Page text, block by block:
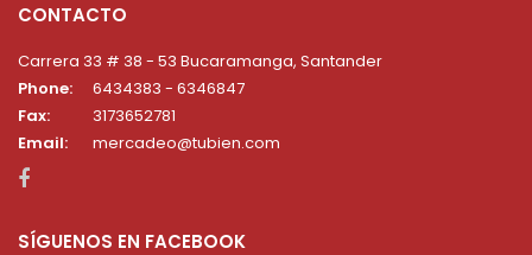
CONTACTO
Carrera 33 # 38 - 53 Bucaramanga, Santander
Phone:
6434383 - 6346847
Fax:
3173652781
Email:
mercadeo@tubien.com
SÍGUENOS EN FACEBOOK